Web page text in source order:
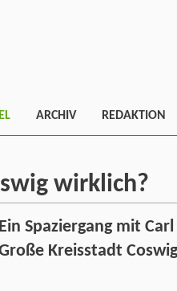
ARCHIV REDAKTION
wirklich?
Ein Spaziergang mit
Kreisstadt